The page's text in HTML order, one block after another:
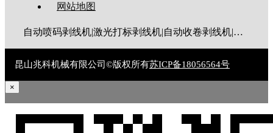
网站地图
自动喷码剥线机|激光打标剥线机|自动收卷剥线机|全伺服剥线机|大平方剥线机|新能源剥线机|多芯线剥线机|护套线剥线机|排线剥线机|折弯剥线机|同轴线剥线机|漆包线脱漆机|废线剥皮机|裁线机|剥线机|电脑剥线机
昆山兆科机械有限公司©版权所有苏ICP备18056564号
×